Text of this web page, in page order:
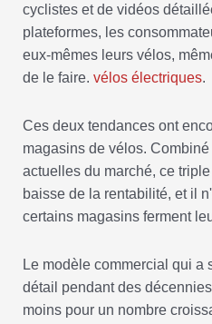
cyclistes et de vidéos
plateformes, les
eux-mêmes leurs vélos,
de le faire. vélos électriques.
Ces deux tendances ont
magasins de vélos.
actuelles du marché, ce
baisse de la rentabilité, et il
certains magasins ferment
Le modèle commercial qui a
détail pendant des
moins pour un nombre